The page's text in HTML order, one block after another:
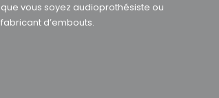
que vous soyez audioprothésiste ou
fabricant d’embouts.